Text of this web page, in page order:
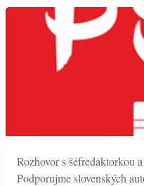
Rozhovor s šéfredaktorkou
Podporujme slovenských